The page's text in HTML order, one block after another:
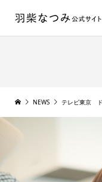
NEWS テレビ東京 ドラ